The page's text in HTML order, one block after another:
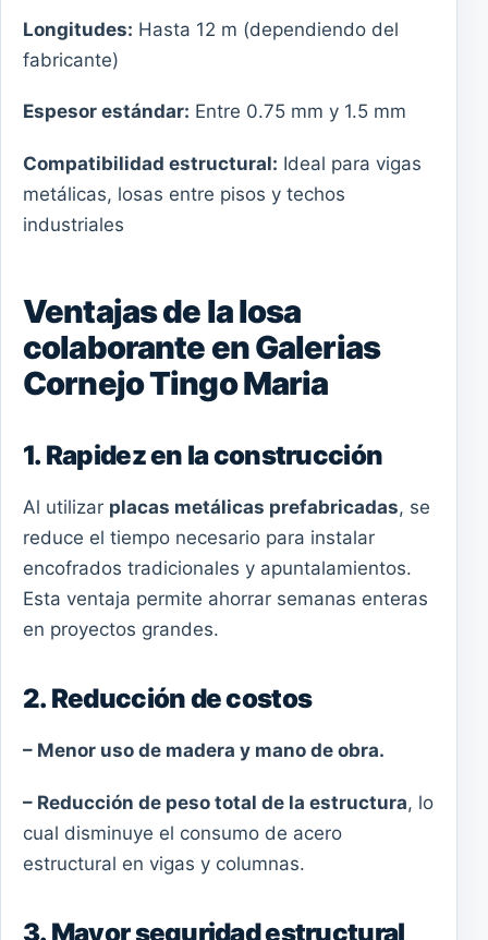
Longitudes: Hasta 12 m (dependiendo del
fabricante)
Espesor estándar: Entre 0.75 mm y 1.5 mm
Compatibilidad estructural: Ideal para vigas
metálicas, losas entre pisos y techos
industriales
Ventajas de la losa
colaborante en Galerias
Cornejo Tingo Maria
1. Rapidez en la construcción
Al utilizar placas metálicas prefabricadas, se
reduce el tiempo necesario para instalar
encofrados tradicionales y apuntalamientos.
Esta ventaja permite ahorrar semanas enteras
en proyectos grandes.
2. Reducción de costos
– Menor uso de madera y mano de obra.
– Reducción de peso total de la estructura, lo
cual disminuye el consumo de acero
estructural en vigas y columnas.
3. Mayor seguridad estructural